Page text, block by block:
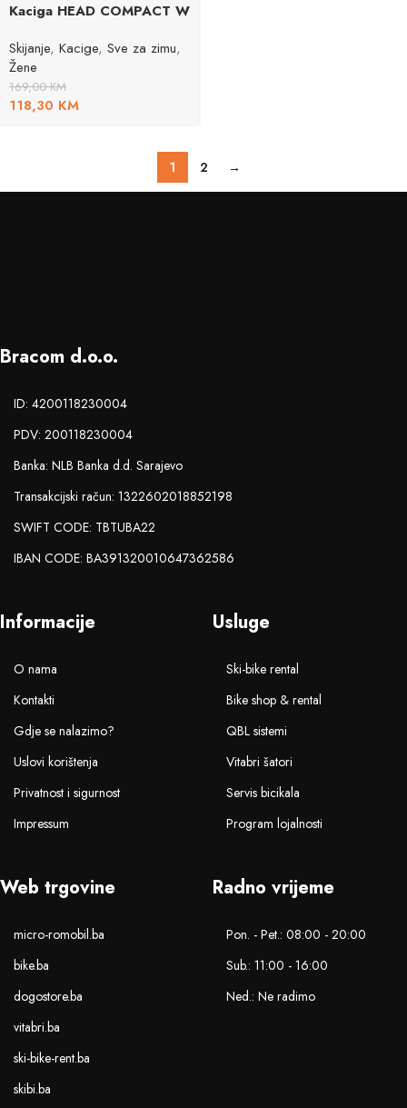
Kaciga HEAD COMPACT W
Skijanje, Kacige, Sve za zimu,
Žene
169,00KM
118,30 KM
1 2 →
Bracom d.o.o.
ID: 4200118230004
PDV: 200118230004
Banka: NLB Banka d.d. Sarajevo
Transakcijski račun: 1322602018852198
SWIFT CODE: TBTUBA22
IBAN CODE: BA391320010647362586
Informacije
O nama
Kontakti
Gdje se nalazimo?
Uslovi korištenja
Privatnost i sigurnost
Impressum
Usluge
Ski-bike rental
Bike shop & rental
QBL sistemi
Vitabri šatori
Servis bicikala
Program lojalnosti
Web trgovine
micro-romobil.ba
bike.ba
dogostore.ba
vitabri.ba
ski-bike-rent.ba
skibi.ba
Radno vrijeme
Pon. - Pet.: 08:00 - 20:00
Sub.: 11:00 - 16:00
Ned.: Ne radimo